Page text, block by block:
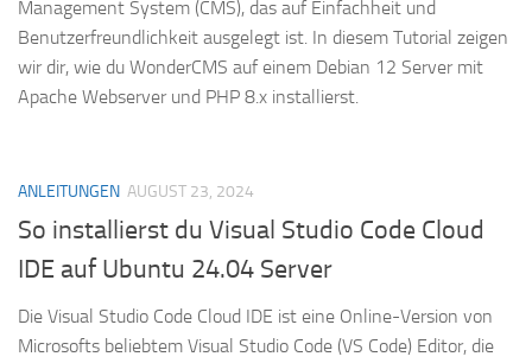
Management System (CMS), das auf Einfachheit und
Benutzerfreundlichkeit ausgelegt ist. In diesem Tutorial zeigen
wir dir, wie du WonderCMS auf einem Debian 12 Server mit
Apache Webserver und PHP 8.x installierst.
ANLEITUNGEN AUGUST 23, 2024
So installierst du Visual Studio Code Cloud
IDE auf Ubuntu 24.04 Server
Die Visual Studio Code Cloud IDE ist eine Online-Version von
Microsofts beliebtem Visual Studio Code (VS Code) Editor, die